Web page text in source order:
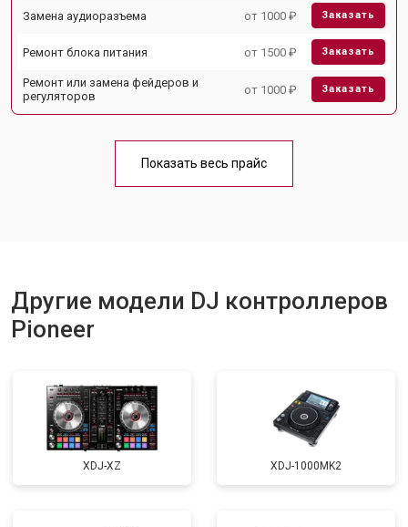
Замена аудиоразъема от 1000 ₽ Заказать
Ремонт блока питания от 1500 ₽ Заказать
Ремонт или замена фейдеров и
регуляторов
от 1000 ₽ Заказать
Показать весь прайс
Другие модели DJ контроллеров
Pioneer
XDJ-XZ XDJ-1000MK2